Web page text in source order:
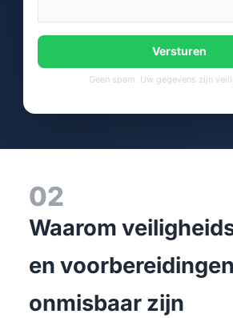
Versturen
Geen spam. Uw gegevens zijn
02
Waarom
en voorbereidingen
onmisbaar zijn